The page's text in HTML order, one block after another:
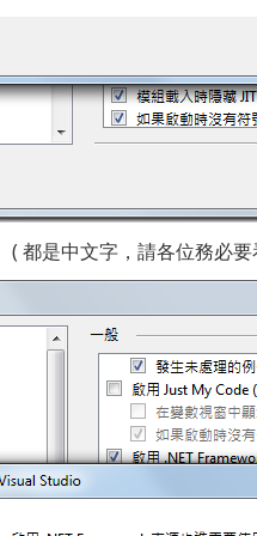
( 都是中文字，請各位務必要